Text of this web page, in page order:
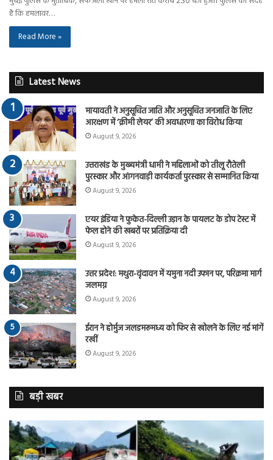
है कि हमलावर…
Read More »
Latest News
मायावती ने अनुसूचित जाति और अनुसूचित जनजाति के लिए
आरक्षण में ‘क्रीमी लेयर’ की अवधारणा का विरोध किया
August 9, 2026
उत्तराखंड के मुख्यमंत्री धामी ने महिलाओं को तीलू रौतेली
पुरस्कार और आंगनवाड़ी कार्यकर्ता पुरस्कार से सम्मानित किया
August 9, 2026
एयर इंडिया ने फुकेत-दिल्ली उड़ान के पायलट के डोप टेस्ट में
फेल होने की खबरों पर प्रतिक्रिया दी
August 9, 2026
उत्तर प्रदेश: मथुरा-वृंदावन में यमुना नदी उफान पर, परिक्रमा मार्ग
जलमग्न
August 9, 2026
ईरान ने होर्मुज जलडमरूमध्य को फिर से खोलने के लिए नई मांगें
रखीं
August 9, 2026
बड़ी खबर